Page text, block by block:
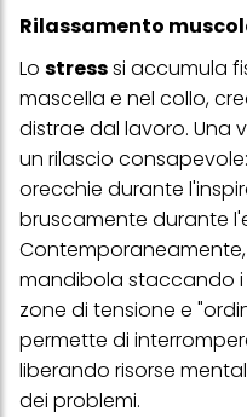
Rilassamento
Lo stresssi accumula
mascella e nel collo,
distrae dal lavoro. Una
un rilascio
orecchie durante
bruscamente durante
mandibola staccando i
zone di tensione e
permette di
liberando risorse
dei problemi.